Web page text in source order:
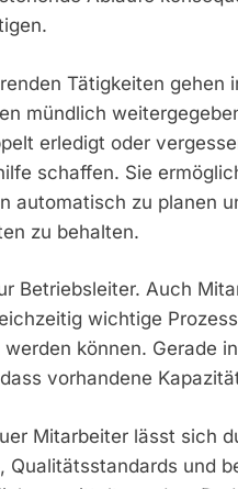
Tätigkeiten
mündlich
erledigt oder
schaffen. Sie
automatisch zu planen
zu behalten.
Betriebsleiter. Auch
wichtige
können. Gerade
vorhandene
Mitarbeiter lässt sich
Qualitätsstandards und